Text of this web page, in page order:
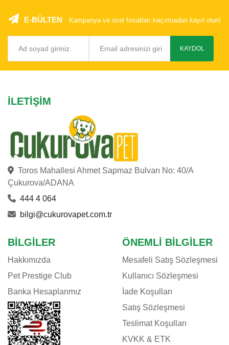
E-BÜLTEN Kampanya ve özel fırsatları kaçırmadan kayıt olun!
KAYDOL
İLETIŞIM
Toros Mahallesi Ahmet Sapmaz Bulvarı No: 40/A
Çukurova/ADANA
444 4 064
bilgi@cukurovapet.com.tr
BILGILER
Hakkımızda
Pet Prestige Club
Banka Hesaplarımız
ÖNEMLI BILGILER
Mesafeli Satış Sözleşmesi
Kullanıcı Sözleşmesi
İade Koşulları
Satış Sözleşmesi
Teslimat Koşulları
KVKK & ETK